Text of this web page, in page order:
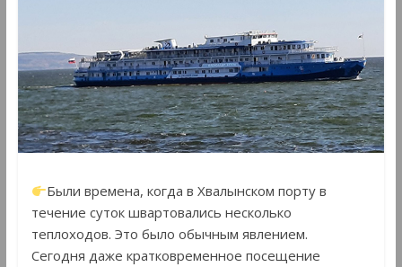
Были времена, когда в Хвалынском порту в
течение суток швартовались несколько
теплоходов. Это было обычным явлением.
Сегодня даже кратковременное посещение